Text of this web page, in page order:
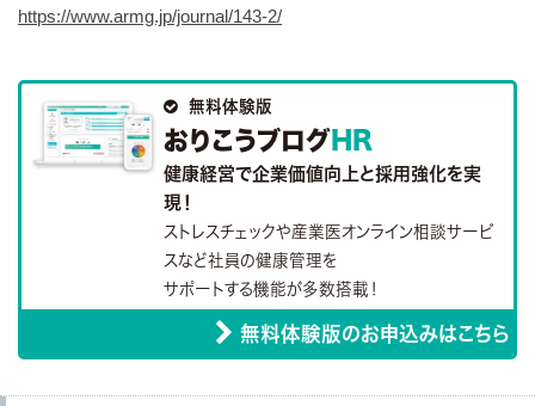
https://www.armg.jp/journal/143-2/
 無料体験版
おりこうブログ HR
健康経営で企業価値向上と採用強化を実
現！
ストレスチェックや産業医オンライン相談サービ
スなど社員の健康管理を
サポートする機能が多数搭載！
無料体験版のお申込みはこちら